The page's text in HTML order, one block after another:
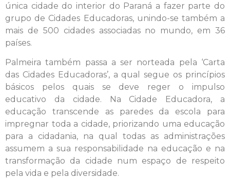
única cidade do interior do Paraná a fazer parte do
grupo de Cidades Educadoras, unindo-se também a
mais de 500 cidades associadas no mundo, em 36
países.
Palmeira também passa a ser norteada pela ‘Carta
das Cidades Educadoras’, a qual segue os princípios
básicos pelos quais se deve reger o impulso
educativo da cidade. Na Cidade Educadora, a
educação transcende as paredes da escola para
impregnar toda a cidade, priorizando uma educação
para a cidadania, na qual todas as administrações
assumem a sua responsabilidade na educação e na
transformação da cidade num espaço de respeito
pela vida e pela diversidade.